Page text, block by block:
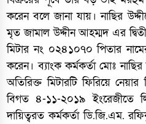
করেন বলে জানা যায়। নাছির
মৃত জামাল উদ্দীন আহম্মদ এর
মিটার নং ০২৪১০৭০ পিতার
করেন। ব্যাংক কর্মকর্তা মোঃ
অতিরিক্ত মিটারটি ফিরিয়ে
বিগত ৪-১১-২০১৯ ইংরেজীতে
দায়িত্বরত কর্মকর্তা ডি.জি.এম.